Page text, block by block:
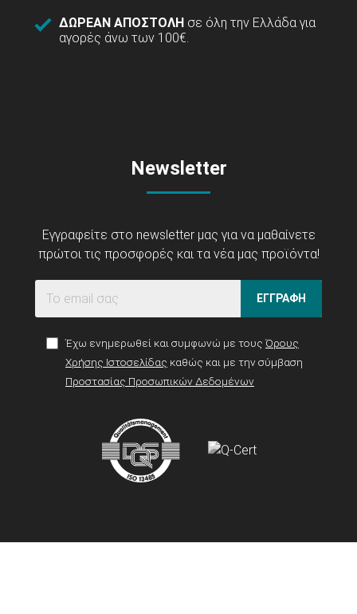
ΔΩΡΕΑΝ ΑΠΟΣΤΟΛΗ σε όλη την Ελλάδα για
αγορές άνω των 100€.
Newsletter
Εγγραφείτε στο newsletter μας για να μαθαίνετε
πρώτοι τις προσφορές και τα νέα μας προϊόντα!
ΕΓΓΡΑΦΗ
Έχω ενημερωθεί και συμφωνώ με τους Όρους
Χρήσης Ιστοσελίδας καθώς και με την σύμβαση
Προστασίας Προσωπικών Δεδομένων